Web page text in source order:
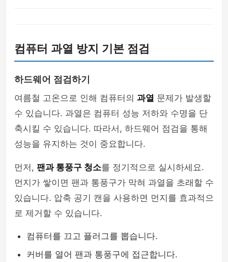
컴퓨터 과열 방지 기본 점검
하드웨어 점검하기
여름철 고온으로 인해 컴퓨터의 과열 문제가 발생할
수 있습니다. 과열은 컴퓨터 성능 저하와 수명을 단
축시킬 수 있습니다. 따라서, 하드웨어 점검을 통해
성능을 유지하는 것이 중요합니다.
먼저, 팬과 통풍구 청소를 정기적으로 실시하세요.
먼지가 쌓이면 팬과 통풍구가 막혀 과열을 초래할 수
있습니다. 압축 공기 캔을 사용하면 먼지를 효과적으
로 제거할 수 있습니다.
컴퓨터를 끄고 플러그를 뽑습니다.
커버를 열어 팬과 통풍구에 접근합니다.